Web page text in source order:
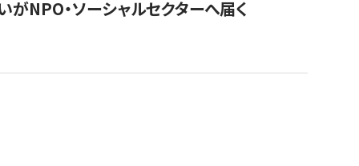
NPO・ソーシャルセクターへ届く